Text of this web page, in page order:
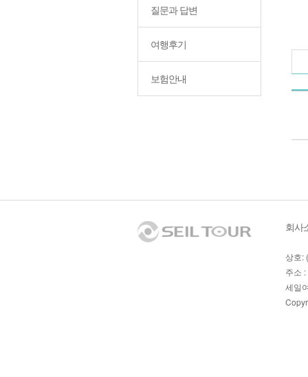
질문과 답변
여행후기
보험안내
회사
상호:
주소
세일